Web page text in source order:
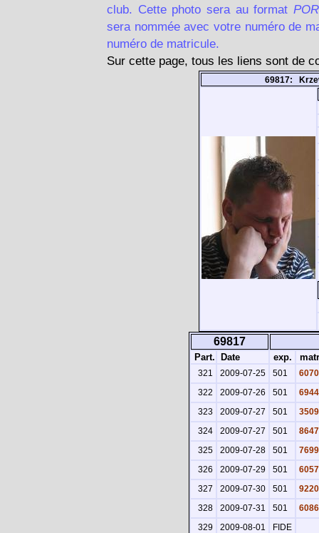
club. Cette photo sera au format
sera nommée avec votre numéro de
numéro de matricule.
Sur cette page, tous les liens sont de
69817:
69817
Part. Date exp.
321 2009-07-25 501
322
2009-07-26 501
323
2009-07-27 501
324
2009-07-27 501
325
2009-07-28 501
326
2009-07-29 501
327
2009-07-30 501
328
2009-07-31 501
329
2009-08-01
FIDE